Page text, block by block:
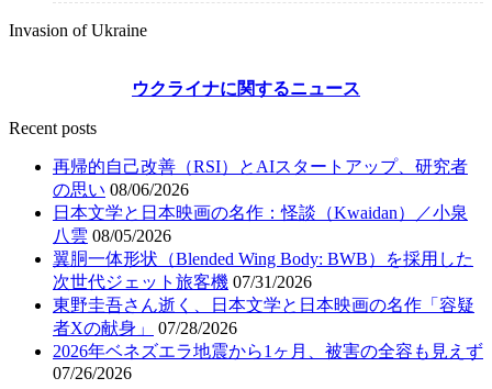
Invasion of Ukraine
ウクライナに関するニュース
Recent posts
再帰的自己改善（RSI）とAIスタートアップ、研究者
の思い 08/06/2026
日本文学と日本映画の名作：怪談（Kwaidan）／小泉
八雲 08/05/2026
翼胴一体形状（Blended Wing Body: BWB）を採用した
次世代ジェット旅客機 07/31/2026
東野圭吾さん逝く、日本文学と日本映画の名作「容疑
者Xの献身」
07/28/2026
2026年ベネズエラ地震から1ヶ月、被害の全容も見えず
07/26/2026